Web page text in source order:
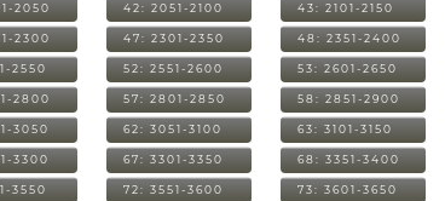
2050 42: 2051-2100 43: 2101-2150
2300 47: 2301-2350 48: 2351-2400
2550 52: 2551-2600 53: 2601-2650
2800 57: 2801-2850 58: 2851-2900
3050 62: 3051-3100 63: 3101-3150
3300 67: 3301-3350 68: 3351-3400
3550 72: 3551-3600 73: 3601-3650